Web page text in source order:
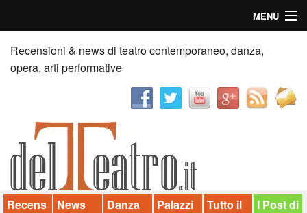
MENU
Home
Recensioni
News
Palazzi consiglia
Video
Recensioni & news di teatro contemporaneo, danza,
opera, arti performative
Recens
News Danza
Palazzi
Tutto il
I Post di